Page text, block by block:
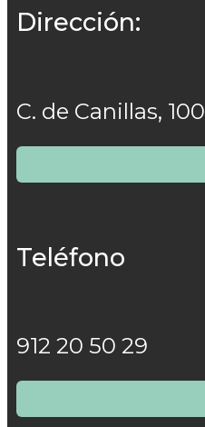
Dirección:
C. de Canillas,
Teléfono
912 20 50 29